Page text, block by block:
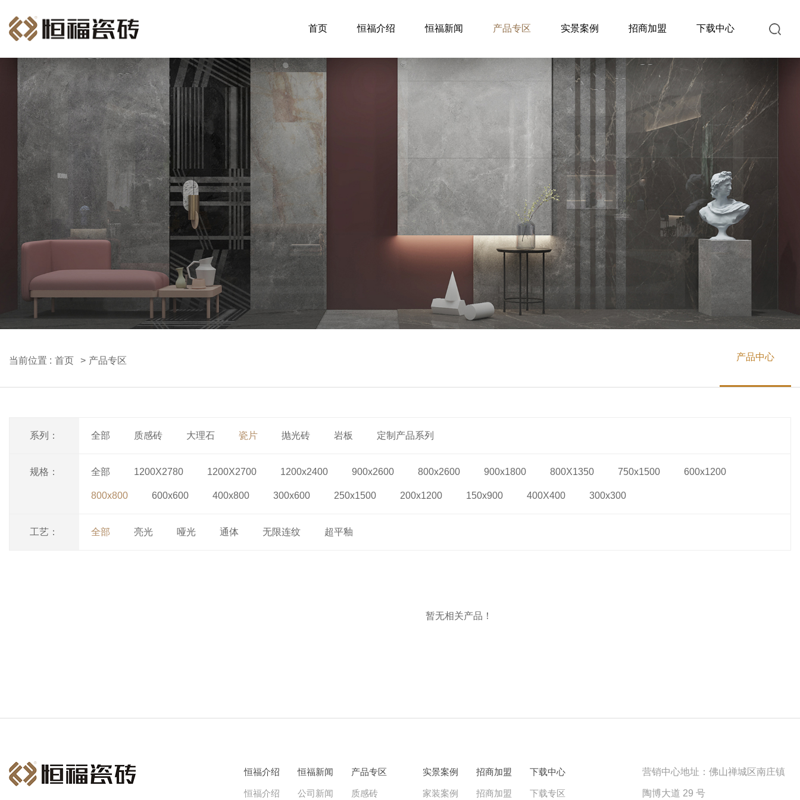
首页 恒福介绍 恒福新闻 产品专区 实景案例 招商加盟 下载中心
当前位置 : 首页 产品专区 产品中心
系列： 全部 质感砖 大理石 瓷片 抛光砖 岩板 定制产品系列
规格： 全部 1200X2780 1200X2700 1200x2400 900x2600 800x2600 900x1800 800X1350 750x1500 600x1200
800x800 600x600 400x800 300x600 250x1500 200x1200 150x900 400X400 300x300
工艺： 全部 亮光 哑光 通体 无限连纹 超平釉
暂无相关产品！
恒福介绍
恒福介绍
恒福新闻
公司新闻
产品专区
质感砖
实景案例
家装案例
招商加盟
招商加盟
下载中心
下载专区
营销中心地址：佛山禅城区南庄镇
陶博大道 29 号